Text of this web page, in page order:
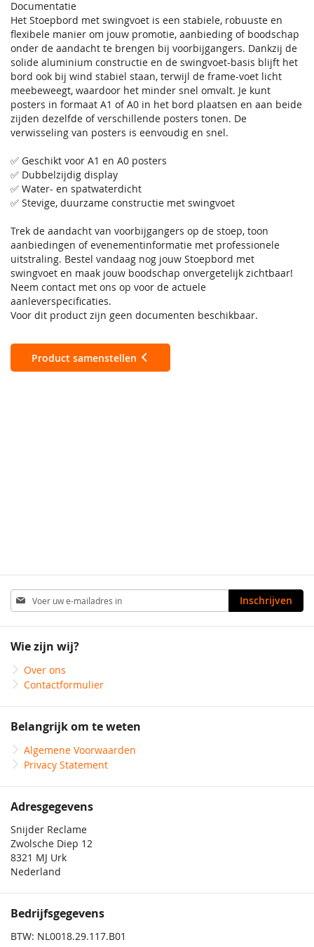
Documentatie
Het Stoepbord met swingvoet is een stabiele, robuuste en
flexibele manier om jouw promotie, aanbieding of boodschap
onder de aandacht te brengen bij voorbijgangers. Dankzij de
solide aluminium constructie en de swingvoet-basis blijft het
bord ook bij wind stabiel staan, terwijl de frame-voet licht
meebeweegt, waardoor het minder snel omvalt. Je kunt
posters in formaat A1 of A0 in het bord plaatsen en aan beide
zijden dezelfde of verschillende posters tonen. De
verwisseling van posters is eenvoudig en snel.
✅ Geschikt voor A1 en A0 posters
✅ Dubbelzijdig display
✅ Water- en spatwaterdicht
✅ Stevige, duurzame constructie met swingvoet
Trek de aandacht van voorbijgangers op de stoep, toon
aanbiedingen of evenementinformatie met professionele
uitstraling. Bestel vandaag nog jouw Stoepbord met
swingvoet en maak jouw boodschap onvergetelijk zichtbaar!
Neem contact met ons op voor de actuele
aanleverspecificaties.
Voor dit product zijn geen documenten beschikbaar.
Product samenstellen
Abonneer
u
op
nieuwsbrief
Inschrijven
Wie zijn wij?
Over ons
Contactformulier
Belangrijk om te weten
Algemene Voorwaarden
Privacy Statement
Adresgegevens
Snijder Reclame
Zwolsche Diep 12
8321 MJ Urk
Nederland
Bedrijfsgegevens
BTW: NL0018.29.117.B01